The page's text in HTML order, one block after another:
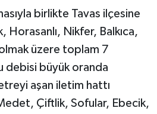
birlikte Tavas ilçesine
Horasanlı, Nikfer, Balkıca,
üzere toplam 7
debisi büyük oranda
aşan iletim hattı
Çiftlik, Sofular, Ebecik,